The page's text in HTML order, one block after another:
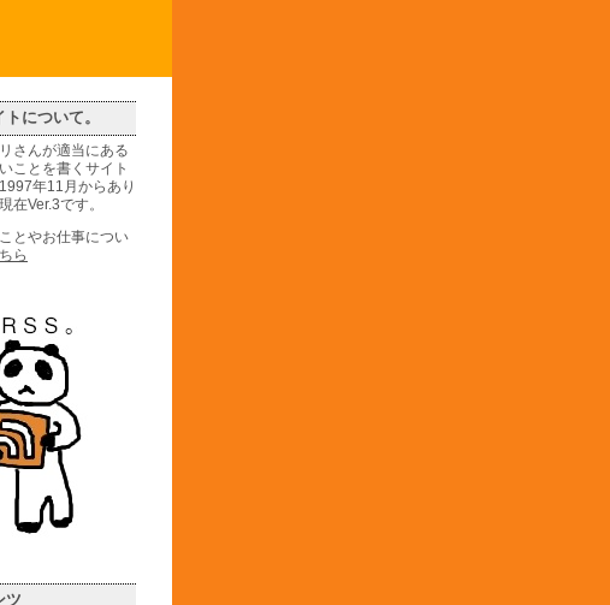
について。
さんが適当にある
ことを書くサイト
年11月からあり
在Ver.3です。
とやお仕事につい
ら
ツ